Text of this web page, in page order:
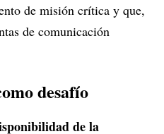
de misión crítica y que,
de comunicación
desafío
de la